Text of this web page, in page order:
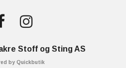
Stoff og Sting AS
by Quickbutik